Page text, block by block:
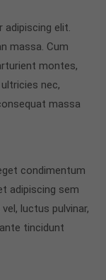
elit.
massa. Cum
montes,
nec,
massa
condimentum
adipiscing sem
luctus pulvinar,
tincidunt